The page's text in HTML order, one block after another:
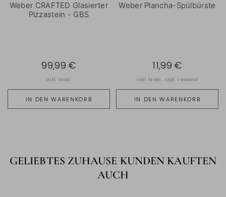
Weber CRAFTED Glasierter
Pizzastein - GBS
IN DEN WARENKORB
99,99 €
inkl. MwSt.
Weber Plancha-Spülbürste
IN DEN WARENKORB
11,99 €
inkl. MwSt., zzgl.Versand
GELIEBTES ZUHAUSE KUNDEN KAUFTEN
AUCH